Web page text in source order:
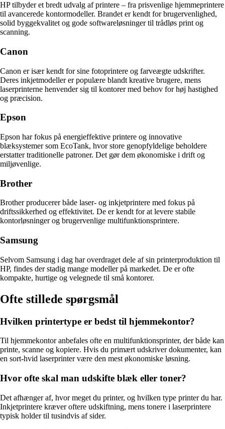
HP tilbyder et bredt udvalg af printere – fra prisvenlige hjemmeprintere
til avancerede kontormodeller. Brandet er kendt for brugervenlighed,
solid byggekvalitet og gode softwareløsninger til trådløs print og
scanning.
Canon
Canon er især kendt for sine fotoprintere og farveægte udskrifter.
Deres inkjetmodeller er populære blandt kreative brugere, mens
laserprinterne henvender sig til kontorer med behov for høj hastighed
og præcision.
Epson
Epson har fokus på energieffektive printere og innovative
blæksystemer som EcoTank, hvor store genopfyldelige beholdere
erstatter traditionelle patroner. Det gør dem økonomiske i drift og
miljøvenlige.
Brother
Brother producerer både laser- og inkjetprintere med fokus på
driftssikkerhed og effektivitet. De er kendt for at levere stabile
kontorløsninger og brugervenlige multifunktionsprintere.
Samsung
Selvom Samsung i dag har overdraget dele af sin printerproduktion til
HP, findes der stadig mange modeller på markedet. De er ofte
kompakte, hurtige og velegnede til små kontorer.
Ofte stillede spørgsmål
Hvilken printertype er bedst til hjemmekontor?
Til hjemmekontor anbefales ofte en multifunktionsprinter, der både kan
printe, scanne og kopiere. Hvis du primært udskriver dokumenter, kan
en sort-hvid laserprinter være den mest økonomiske løsning.
Hvor ofte skal man udskifte blæk eller toner?
Det afhænger af, hvor meget du printer, og hvilken type printer du har.
Inkjetprintere kræver oftere udskiftning, mens tonere i laserprintere
typisk holder til tusindvis af sider.